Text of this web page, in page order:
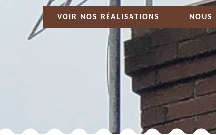
VOIR NOS RÉALISATIONS NOUS